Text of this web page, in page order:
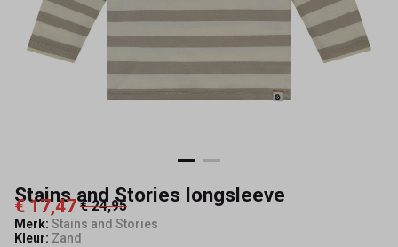
Stains and Stories longsleeve
€ 17,47 € 24,95
Merk: Stains and Stories
Kleur: Zand